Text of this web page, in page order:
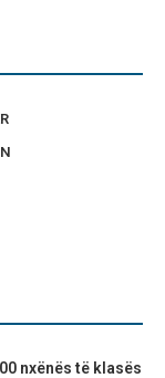
nxënës të klasës